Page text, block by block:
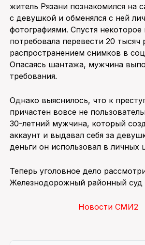
житель Рязани познакомился на
с девушкой и обменялся с ней
фотографиями. Спустя некоторое
потребовала перевести 20 тысяч
распространением снимков в
Опасаясь шантажа, мужчина
требования.
Однако выяснилось, что к
причастен вовсе не
30-летний мужчина, который
аккаунт и выдавал себя за
деньги он использовал в личных
Теперь уголовное дело
Железнодорожный районный суд
Новости СМИ2